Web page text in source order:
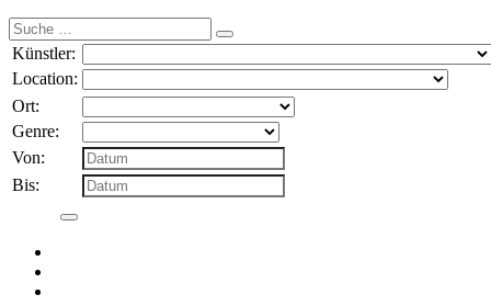
Suche
nach:
Künstler:
Location:
Ort:
Genre:
Von:
Bis: